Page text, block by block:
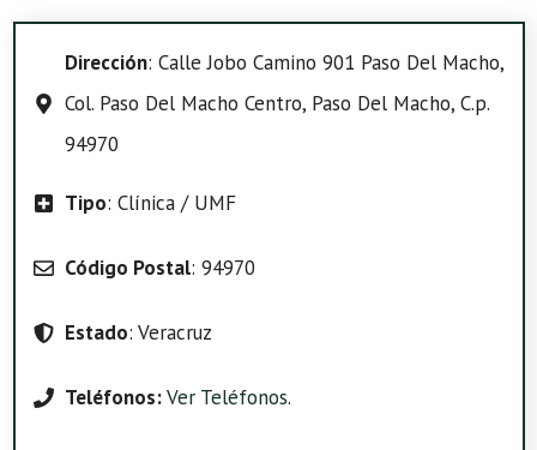
Dirección: Calle Jobo Camino 901 Paso Del Macho,
Col. Paso Del Macho Centro, Paso Del Macho, C.p.
94970
Tipo: Clínica / UMF
Código Postal: 94970
Estado: Veracruz
Teléfonos:Ver Teléfonos.